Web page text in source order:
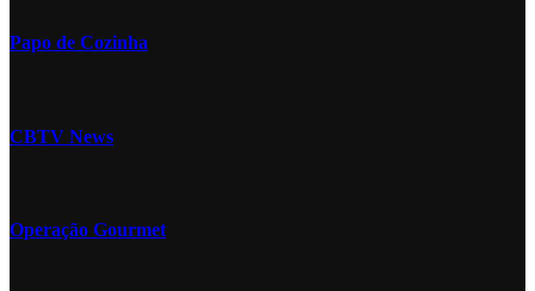
Papo de Cozinha
CBTV News
Operação Gourmet